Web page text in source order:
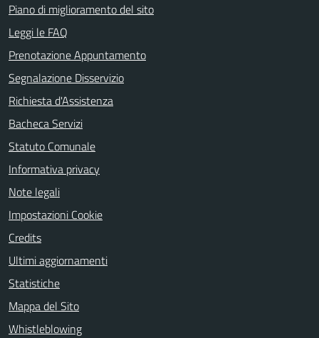
Piano di miglioramento del sito
Leggi le FAQ
Prenotazione Appuntamento
Segnalazione Disservizio
Richiesta d'Assistenza
Bacheca Servizi
Statuto Comunale
Informativa privacy
Note legali
Impostazioni Cookie
Credits
Ultimi aggiornamenti
Statistiche
Mappa del Sito
Whistleblowing